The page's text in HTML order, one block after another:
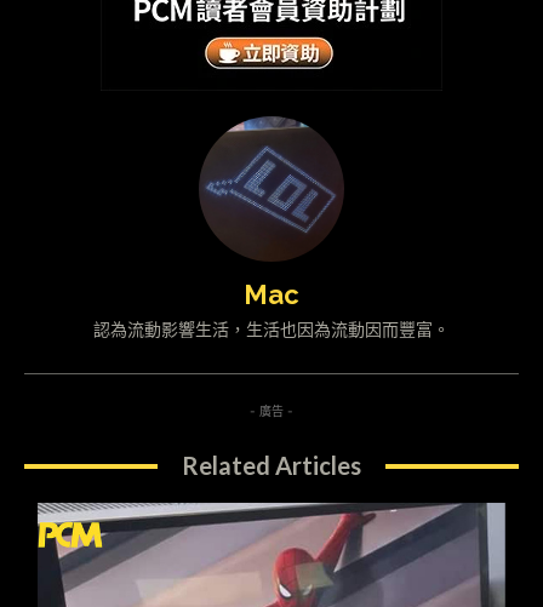
Mac
認為流動影響生活，生活也因為流動因而豐富。
- 廣告 -
Related Articles